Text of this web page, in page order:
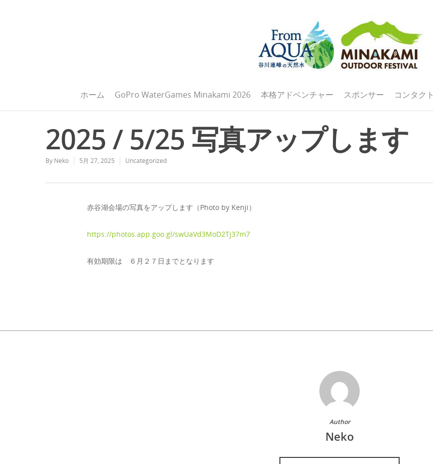
ホーム GoPro WaterGames Minakami 2026 本格アドベンチャー スポンサー コンタクト
2025 / 5/25 写真アップします
By Neko 5月 27, 2025 Uncategorized
赤谷湖会場の写真をアップします（Photo by Kenji）
https://photos.app.goo.gl/swUaVd3MoD2Tj37m7
有効期限は ６月２７日までとなります
Author
Neko